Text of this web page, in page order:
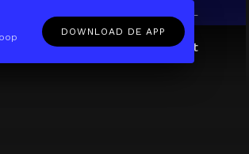
NL
De App GiftcardOverFAQContact
DOWNLOAD DE APP